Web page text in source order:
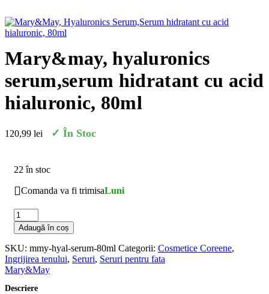
mary&may, hyaluronics
serum,serum hidratant cu acid
hialuronic, 80ml
120,99 lei ✓ În Stoc
22 în stoc
Comanda va fi trimisaLuni
Adaugă în coș
SKU: mmy-hyal-serum-80ml Categorii: Cosmetice Coreene,
Ingrijirea tenului, Seruri, Seruri pentru fata
Mary&May
Descriere